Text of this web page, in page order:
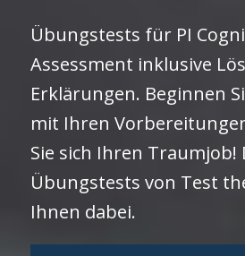
Übungstests für PI
Assessment inklusive
Erklärungen. Beginnen
mit Ihren
Sie sich Ihren Traumjob!
Übungstests von Test
Ihnen dabei.